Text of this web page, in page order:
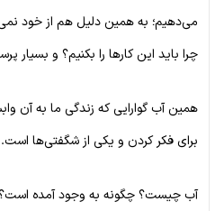
می‌دهیم؛ به همین دلیل هم از خود
چرا باید این کارها را بکنیم؟ و بسیار
همین آب گوارایی که زندگی ما به آن
برای فکر کردن و یکی از شگفتی‌ها است.
آب چیست؟ چگونه به وجود آمده است؟